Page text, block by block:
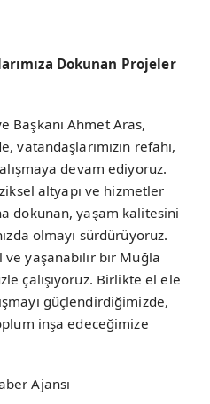
Dokunan Projeler
Başkanı Ahmet Aras,
vatandaşlarımızın refahı,
devam ediyoruz.
altyapı ve hizmetler
dokunan, yaşam kalitesini
olmayı sürdürüyoruz.
ve yaşanabilir bir Muğla
çalışıyoruz. Birlikte el ele
güçlendirdiğimizde,
inşa edeceğimize
Ajansı